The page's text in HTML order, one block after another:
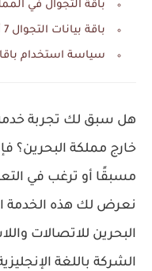
باقة التجوال في
باقة بيانات التجوال 7 أيام
سياسة استخدام
هل سبق لك تجربة خدمة
خارج مملكة البحرين؟
مسبقًا أو ترغب في
نعرض لك هذه الخدمة
البحرين للاتصالات
الشركة باللغة